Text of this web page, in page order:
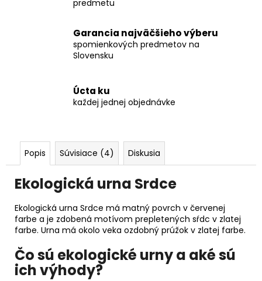
predmetu
Garancia najväčšieho výberu
spomienkových predmetov na
Slovensku
Úcta ku
každej jednej objednávke
Popis Súvisiace (4) Diskusia
Ekologická urna Srdce
Ekologická urna Srdce má matný povrch v červenej
farbe a je zdobená motívom prepletených sŕdc v zlatej
farbe. Urna má okolo veka ozdobný prúžok v zlatej farbe.
Čo sú ekologické urny a aké sú
ich výhody?